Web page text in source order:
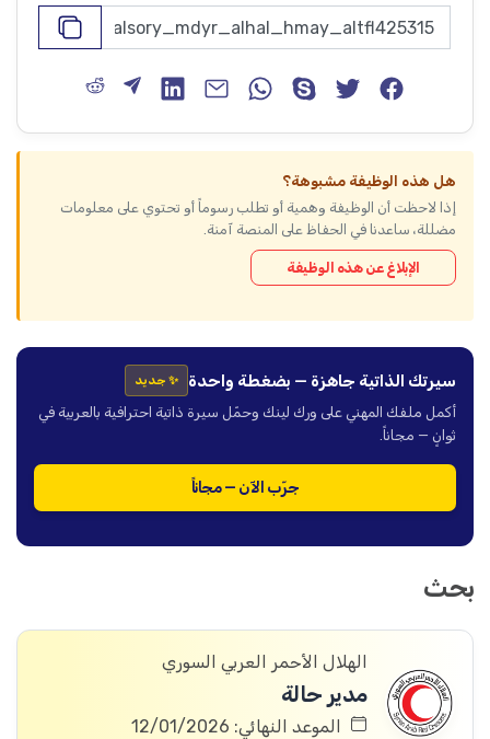
هل هذه الوظيفة مشبوهة؟
إذا لاحظت أن الوظيفة وهمية أو تطلب رسوماً أو تحتوي على معلومات
مضللة، ساعدنا في الحفاظ على المنصة آمنة.
الإبلاغ عن هذه الوظيفة
سيرتك الذاتية جاهزة — بضغطة واحدة ✨ جديد
أكمل ملفك المهني على ورك لينك وحمّل سيرة ذاتية احترافية بالعربية في
ثوانٍ — مجاناً.
جرّب الآن — مجاناً
بحث
الهلال الأحمر العربي السوري
مدير حالة
الموعد النهائي: 12/01/2026